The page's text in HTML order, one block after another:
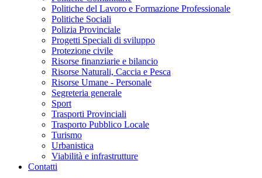
Politiche del Lavoro e Formazione Professionale
Politiche Sociali
Polizia Provinciale
Progetti Speciali di sviluppo
Protezione civile
Risorse finanziarie e bilancio
Risorse Naturali, Caccia e Pesca
Risorse Umane - Personale
Segreteria generale
Sport
Trasporti Provinciali
Trasporto Pubblico Locale
Turismo
Urbanistica
Viabilità e infrastrutture
Contatti